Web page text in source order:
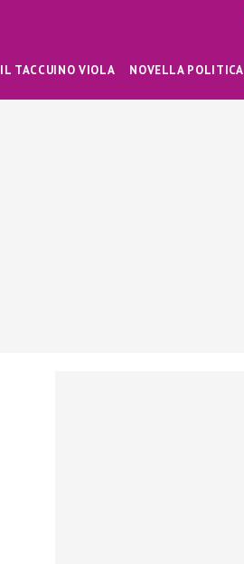
IL TACCUINO VIOLA NOVELLA POLITICA